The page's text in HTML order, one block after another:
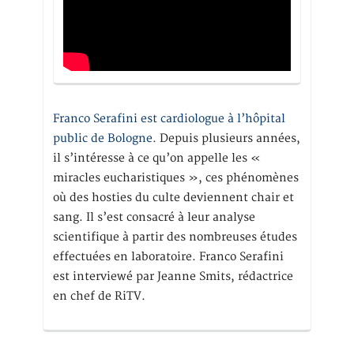
Franco Serafini est cardiologue à l’hôpital
public de Bologne. Depuis plusieurs années,
il s’intéresse à ce qu’on appelle les «
miracles eucharistiques », ces phénomènes
où des hosties du culte deviennent chair et
sang. Il s’est consacré à leur analyse
scientifique à partir des nombreuses études
effectuées en laboratoire. Franco Serafini
est interviewé par Jeanne Smits, rédactrice
en chef de RiTV.